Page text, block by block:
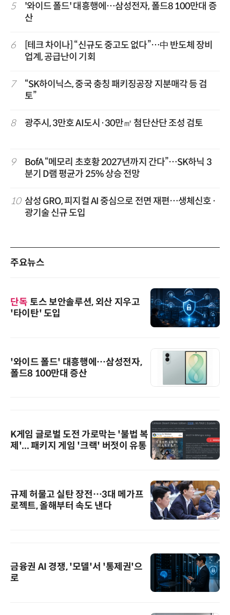
5
'와이드 폴드' 대흥행에…삼성전자, 폴드8 100만대 증
산
6
[테크 차이나] “신규도 중고도 없다”…中 반도체 장비
업계, 공급난이 기회
7
“SK하이닉스, 중국 충칭 패키징공장 지분매각 등 검
토”
8 광주시, 3만호 AI도시·30만㎡ 첨단산단 조성 검토
9
BofA “메모리 초호황 2027년까지 간다”…SK하닉 3
분기 D램 평균가 25% 상승 전망
10 삼성 GRO, 피지컬 AI 중심으로 전면 재편…생체신호·
광기술 신규 도입
주요뉴스
단독 토스 보안솔루션, 외산 지우고
'타이탄' 도입
'와이드 폴드' 대흥행에…삼성전자,
폴드8 100만대 증산
K게임 글로벌 도전 가로막는 '불법 복
제'... 패키지 게임 '크랙' 버젓이 유통
규제 허물고 실탄 장전…3대 메가프
로젝트, 올해부터 속도 낸다
금융권 AI 경쟁, '모델'서 '통제권'으
로